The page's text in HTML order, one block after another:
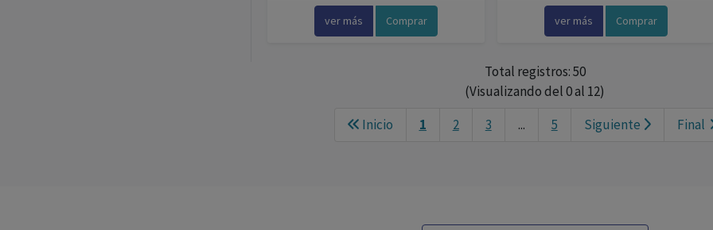
ver más Comprar ver más Comprar
Total registros: 50
(Visualizando del 0 al 12)
Inicio
1 2 3 ... 5 Siguiente Final